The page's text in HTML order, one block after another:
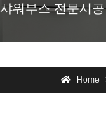
샤워부스 전문시공
Home